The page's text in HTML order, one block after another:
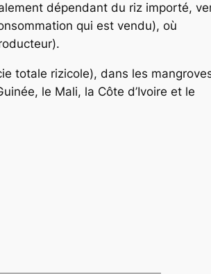
dépendant du riz importé,
qui est vendu), où
totale rizicole), dans les
le Mali, la Côte d’Ivoire et le